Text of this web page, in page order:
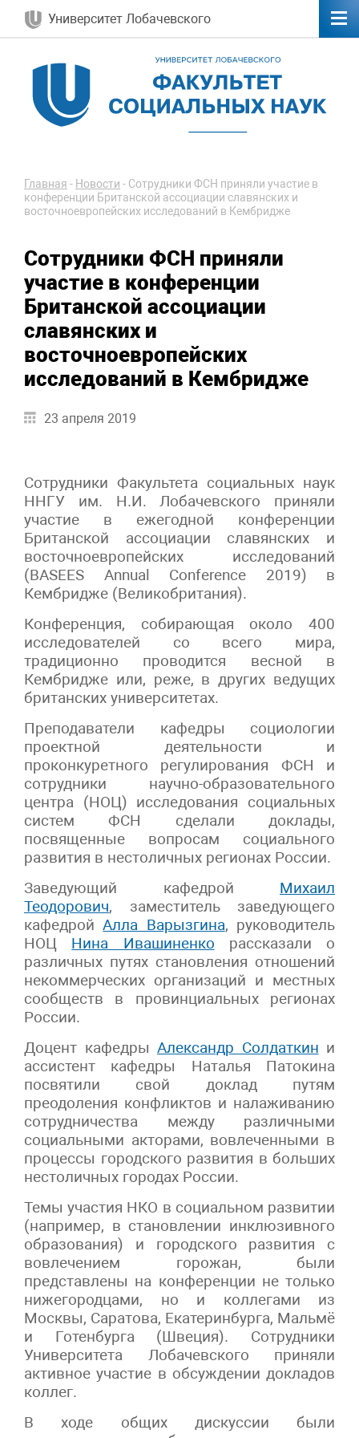
Университет Лобачевского
Главная - Новости - Сотрудники ФСН приняли участие в
конференции Британской ассоциации славянских и
восточноевропейских исследований в Кембридже
Сотрудники ФСН приняли
участие в конференции
Британской ассоциации
славянских и
восточноевропейских
исследований в Кембридже
23 апреля 2019
Сотрудники Факультета социальных наук
ННГУ им. Н.И. Лобачевского приняли
участие в ежегодной конференции
Британской ассоциации славянских и
восточноевропейских исследований
(BASEES Annual Conference 2019) в
Кембридже (Великобритания).
Конференция, собирающая около 400
исследователей со всего мира,
традиционно проводится весной в
Кембридже или, реже, в других ведущих
британских университетах.
Преподаватели кафедры социологии
проектной деятельности и
проконкуретного регулирования ФСН и
сотрудники научно-образовательного
центра (НОЦ) исследования социальных
систем ФСН сделали доклады,
посвященные вопросам социального
развития в нестоличных регионах России.
Заведующий кафедрой Михаил
Теодорович, заместитель заведующего
кафедройАлла Варызгина, руководитель
НОЦ Нина Ивашиненко рассказали о
различных путях становления отношений
некоммерческих организаций и местных
сообществ в провинциальных регионах
России.
Доцент кафедры Александр Солдаткин и
ассистент кафедры Наталья Патокина
посвятили свой доклад путям
преодоления конфликтов и налаживанию
сотрудничества между различными
социальными акторами, вовлеченными в
процессы городского развития в больших
нестоличных городах России.
Темы участия НКО в социальном развитии
(например, в становлении инклюзивного
образования) и городского развития с
вовлечением горожан, были
представлены на конференции не только
нижегородцами, но и коллегами из
Москвы, Саратова, Екатеринбурга, Мальмё
и Готенбурга (Швеция). Сотрудники
Университета Лобачевского приняли
активное участие в обсуждении докладов
коллег.
В ходе общих дискуссии были